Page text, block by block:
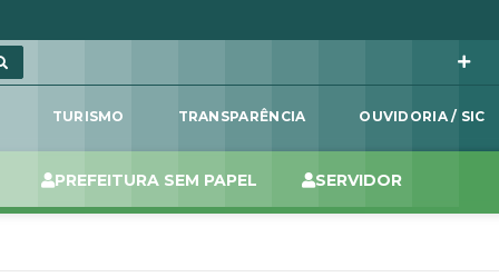
TURISMO TRANSPARÊNCIA OUVIDORIA / SIC
PREFEITURA SEM PAPEL SERVIDOR